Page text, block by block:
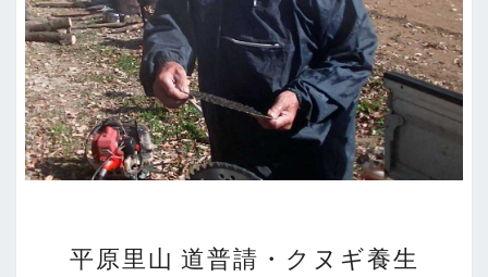
生
原
平原里山 道普請・クヌギ養生